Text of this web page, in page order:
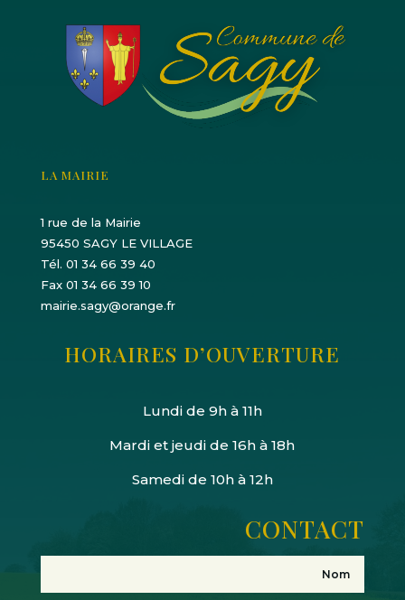
LA MAIRIE
1 rue de la Mairie
95450 SAGY LE VILLAGE
Tél. 01 34 66 39 40
Fax 01 34 66 39 10
mairie.sagy@orange.fr
HORAIRES D’OUVERTURE
Lundi de 9h à 11h
Mardi et jeudi de 16h à 18h
Samedi de 10h à 12h
CONTACT